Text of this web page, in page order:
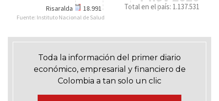
Toda la información del primer diario
económico, empresarial y financiero de
Colombia a tan solo un clic